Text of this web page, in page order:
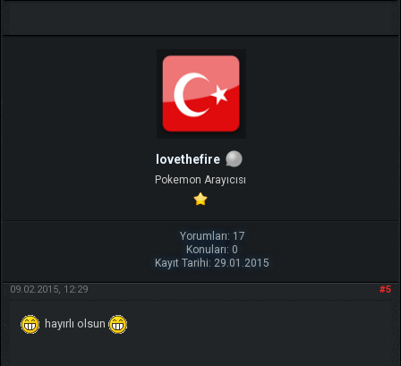
lovethefire
Pokemon Arayıcısı
Yorumları: 17
Konuları: 0
Kayıt Tarihi: 29.01.2015
#5
09.02.2015, 12:29
hayırlı olsun